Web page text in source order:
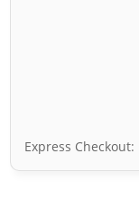
Express Checkout: